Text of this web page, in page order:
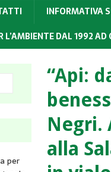
INFORMATIVA
DAL 1992 AD
“Api:
Negri.
alla
per